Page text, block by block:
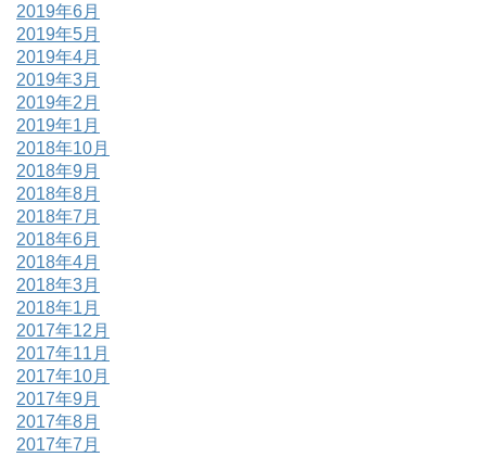
2019年6月
2019年5月
2019年4月
2019年3月
2019年2月
2019年1月
2018年10月
2018年9月
2018年8月
2018年7月
2018年6月
2018年4月
2018年3月
2018年1月
2017年12月
2017年11月
2017年10月
2017年9月
2017年8月
2017年7月